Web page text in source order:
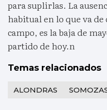
para suplirlas. La
habitual en lo que va
campo, es la baja de
partido de hoy.n
Temas relacionados
ALONDRAS